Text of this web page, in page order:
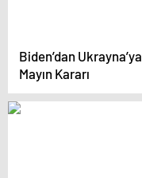
Biden’dan Ukrayna’ya
Mayın Kararı